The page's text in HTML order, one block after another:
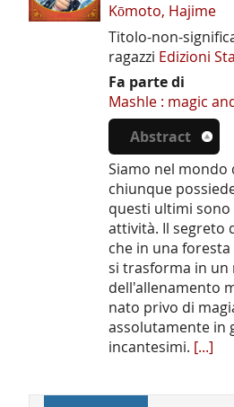
Kōmoto, Hajime
Titolo-non-
ragazzi Edizioni
Fa parte di
Mashle : magic
Abstract
Siamo nel mondo
chiunque
questi ultimi
attività. Il segreto
che in una
si trasforma in un
dell'allenamento
nato privo di
assolutamente in
incantesimi. [...]